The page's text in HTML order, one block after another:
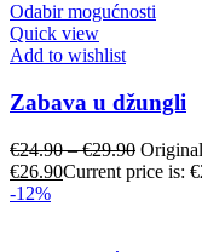
Odabir mogućnosti
Quick view
Add to wishlist
Zabava u džungli
€24.90–€29.90
€26.90Current price is:
-12%